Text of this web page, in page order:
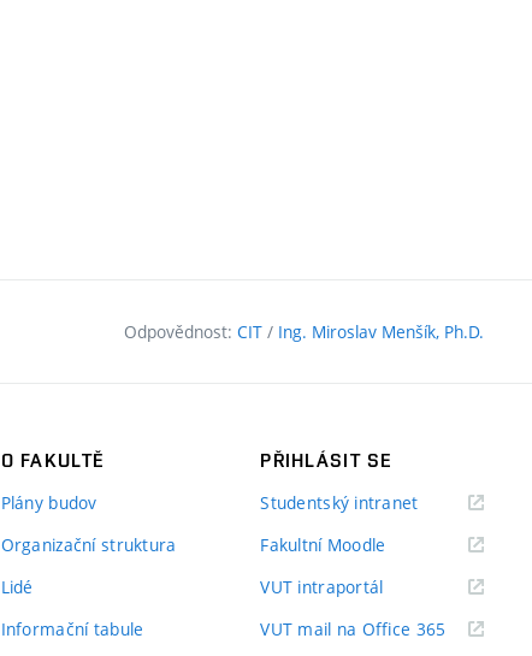
Odpovědnost: CIT / Ing. Miroslav Menšík, Ph.D.
O FAKULTĚ
Plány budov
Organizační struktura
Lidé
Informační tabule
PŘIHLÁSIT SE
Studentský intranet(externí
Fakultní Moodle
VUT intraportál(externí
VUT mail na Office 365 (externí